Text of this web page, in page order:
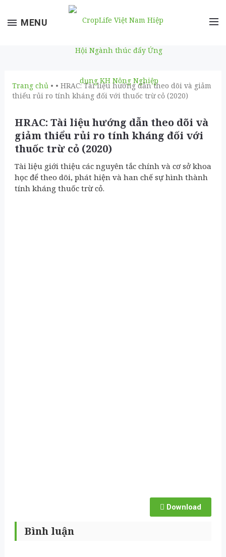
ToggleMENU
Trang chủ• • HRAC: Tài liệu hướng dẫn theo dõi và giảm
thiểu rủi ro tính kháng đối với thuốc trừ cỏ (2020)
HRAC: Tài liệu hướng dẫn theo dõi và
giảm thiểu rủi ro tính kháng đối với
thuốc trừ cỏ (2020)
Tài liệu giới thiệu các nguyên tắc chính và cơ sở khoa
học để theo dõi, phát hiện và han chế sự hình thành
tính kháng thuốc trừ cỏ.
Download
Bình luận